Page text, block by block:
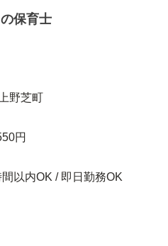
保育士
野芝町
円
以内OK / 即日勤務OK